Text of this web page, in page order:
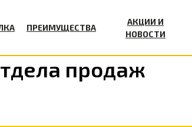
АКЦИИ И
НОВОСТИ
ПРЕИМУЩЕСТВА
продаж